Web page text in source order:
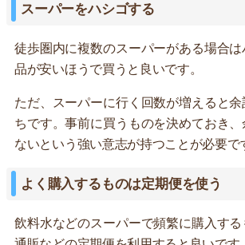
スーパーをハシゴする
徒歩圏内に複数のスーパーがある場合
品が安いほうで買うと良いです。
ただ、スーパーに行く回数が増えると
ちです。事前に買うものを決めておき
ないという強い意志が持つことが必要で
よく購入するものは定期便を使う
飲料水などのスーパーで頻繁に購入す